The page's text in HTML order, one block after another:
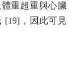
重超重與心臟
[19]，因此可見